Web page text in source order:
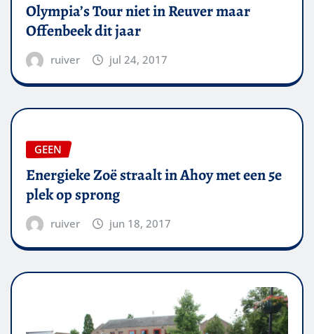
Olympia’s Tour niet in Reuver maar
Offenbeek dit jaar
ruiver jul 24, 2017
GEEN
Energieke Zoë straalt in Ahoy met een 5e
plek op sprong
ruiver jun 18, 2017